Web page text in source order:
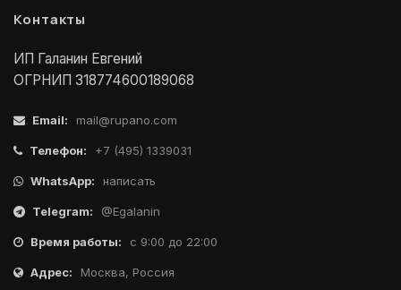
Контакты
ИП Галанин Евгений
ОГРНИП 318774600189068
Email: mail@rupano.com
Телефон: +7 (495) 1339031
WhatsApp: написать
Telegram: @Egalanin
Время работы: с 9:00 до 22:00
Адрес: Москва, Россия